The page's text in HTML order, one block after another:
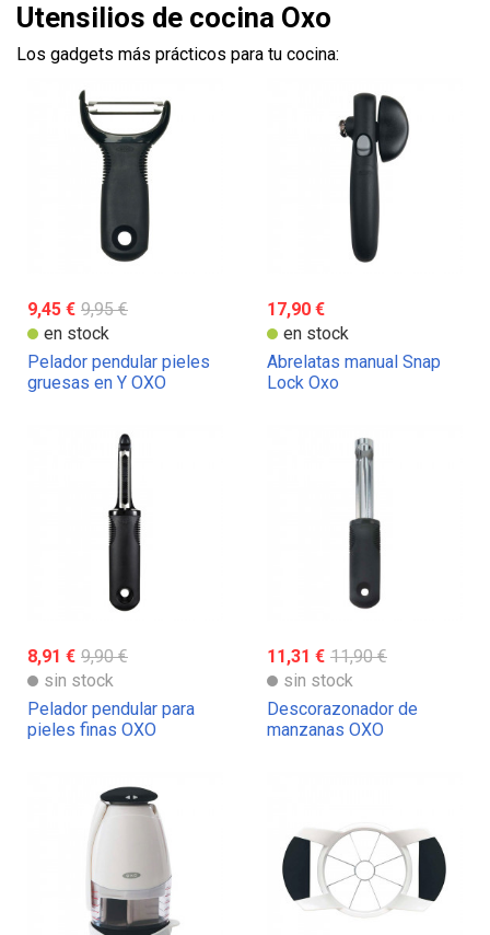
Utensilios de cocina Oxo
Los gadgets más prácticos para tu cocina:
9,45 € 9,95 €
en stock
Pelador pendular pieles
gruesas en Y OXO
17,90 €
en stock
Abrelatas manual Snap
Lock Oxo
8,91 € 9,90 €
sin stock
Pelador pendular para
pieles finas OXO
11,31 € 11,90 €
sin stock
Descorazonador de
manzanas OXO